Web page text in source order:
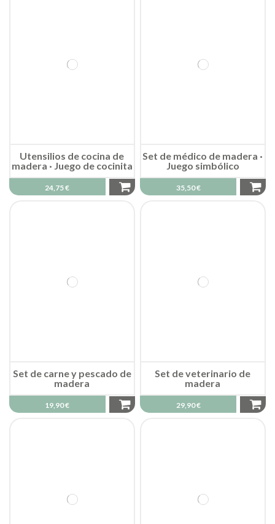
Utensilios de cocina de
madera · Juego de cocinita
24,75 €
Set de médico de madera ·
Juego simbólico
35,50 €
Set de carne y pescado de
madera
19,90 €
Set de veterinario de
madera
29,90 €